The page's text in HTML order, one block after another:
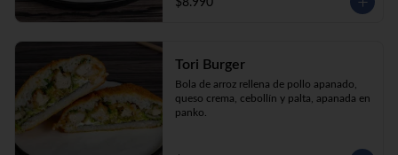
$8.990
Tori Burger
Bola de arroz rellena de pollo apanado,
queso crema, cebollín y palta, apanada en
panko.